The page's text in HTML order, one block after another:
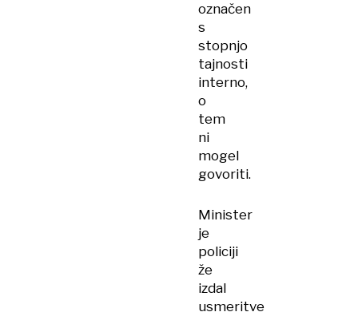
označen
s
stopnjo
tajnosti
interno,
o
tem
ni
mogel
govoriti.
Minister
je
policiji
že
izdal
usmeritve